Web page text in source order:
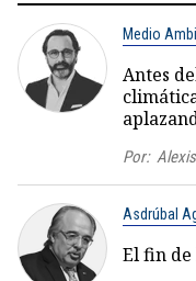
Medio
Antes
Por:
Asdrúbal
El fin de